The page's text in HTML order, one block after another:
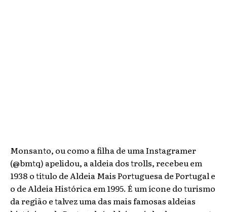
Monsanto, ou como a filha de uma Instagramer
(@bmtq) apelidou, a aldeia dos trolls, recebeu em
1938 o título de Aldeia Mais Portuguesa de Portugal e
o de Aldeia Histórica em 1995. É um ícone do turismo
da região e talvez uma das mais famosas aldeias